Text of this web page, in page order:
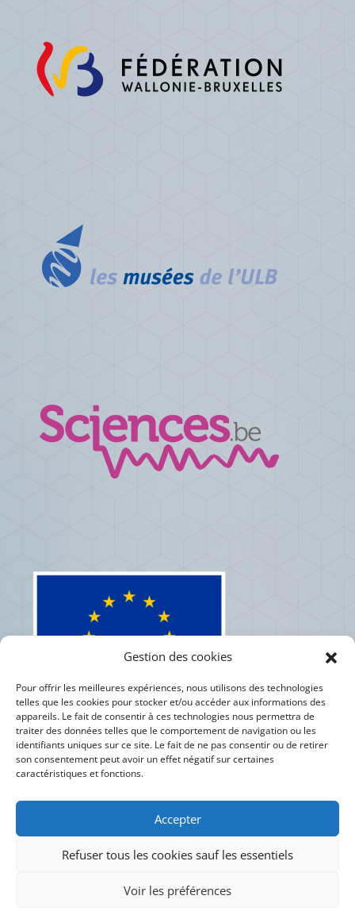
Gestion des cookies
Pour offrir les meilleures expériences, nous utilisons des technologies
telles que les cookies pour stocker et/ou accéder aux informations des
appareils. Le fait de consentir à ces technologies nous permettra de
traiter des données telles que le comportement de navigation ou les
identifiants uniques sur ce site. Le fait de ne pas consentir ou de retirer
son consentement peut avoir un effet négatif sur certaines
caractéristiques et fonctions.
Accepter
Refuser tous les cookies sauf les essentiels
Voir les préférences